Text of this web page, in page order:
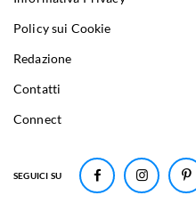
SEGUICI SU
Policy sui Cookie
Redazione
Contatti
Connect